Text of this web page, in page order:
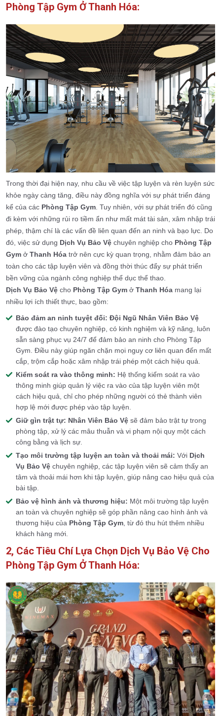
Phòng Tập Gym Ở Thanh Hóa:
Trong thời đại hiện nay, nhu cầu về việc tập luyện và rèn luyện sức
khỏe ngày càng tăng, điều này đồng nghĩa với sự phát triển đáng
kể của các Phòng Tập Gym . Tuy nhiên, với sự phát triển đó cũng
đi kèm với những rủi ro tiềm ẩn như mất mát tài sản, xâm nhập trái
phép, thậm chí là các vấn đề liên quan đến an ninh và bạo lực. Do
đó, việc sử dụng Dịch Vụ Bảo Vệ chuyên nghiệp cho Phòng Tập
Gym ở Thanh Hóa trở nên cực kỳ quan trọng, nhằm đảm bảo an
toàn cho các tập luyện viên và đồng thời thúc đẩy sự phát triển
bền vững của ngành công nghiệp thể dục thể thao.
Dịch Vụ Bảo Vệ cho Phòng Tập Gym ở Thanh Hóa mang lại
nhiều lợi ích thiết thực, bao gồm:
Bảo đảm an ninh tuyệt đối: Đội Ngũ Nhân Viên Bảo Vệ
được đào tạo chuyên nghiệp, có kinh nghiệm và kỹ năng, luôn
sẵn sàng phục vụ 24/7 để đảm bảo an ninh cho Phòng Tập
Gym. Điều này giúp ngăn chặn mọi nguy cơ liên quan đến mất
cắp, trộm cắp hoặc xâm nhập trái phép một cách hiệu quả.
Kiểm soát ra vào thông minh: Hệ thống kiểm soát ra vào
thông minh giúp quản lý việc ra vào của tập luyện viên một
cách hiệu quả, chỉ cho phép những người có thẻ thành viên
hợp lệ mới được phép vào tập luyện.
Giữ gìn trật tự: Nhân Viên Bảo Vệ sẽ đảm bảo trật tự trong
phòng tập, xử lý các mâu thuẫn và vi phạm nội quy một cách
công bằng và lịch sự.
Tạo môi trường tập luyện an toàn và thoải mái: Với Dịch
Vụ Bảo Vệ chuyên nghiệp, các tập luyện viên sẽ cảm thấy an
tâm và thoải mái hơn khi tập luyện, giúp nâng cao hiệu quả của
bài tập.
Bảo vệ hình ảnh và thương hiệu: Một môi trường tập luyện
an toàn và chuyên nghiệp sẽ góp phần nâng cao hình ảnh và
thương hiệu của Phòng Tập Gym , từ đó thu hút thêm nhiều
khách hàng mới.
2, Các Tiêu Chí Lựa Chọn Dịch Vụ Bảo Vệ Cho
Phòng Tập Gym Ở Thanh Hóa: